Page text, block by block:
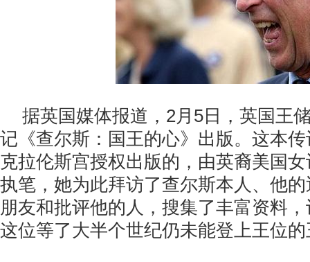
据英国媒体报道，2月5日，英国王
记《查尔斯：国王的心》出版。这本
克拉伦斯宫授权出版的，由英裔美国
执笔，她为此拜访了查尔斯本人、他
朋友和批评他的人，搜集了丰富资料
这位等了大半个世纪仍未能登上王位